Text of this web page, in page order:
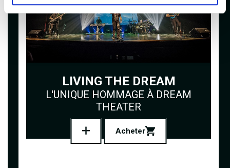
LIVING THE DREAM
L'UNIQUE HOMMAGE À DREAM
THEATER
Acheter